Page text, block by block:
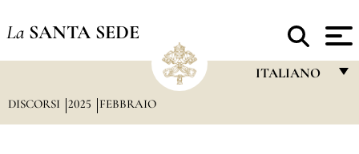
La SANTA SEDE
ITALIANO
DISCORSI 2025 FEBBRAIO